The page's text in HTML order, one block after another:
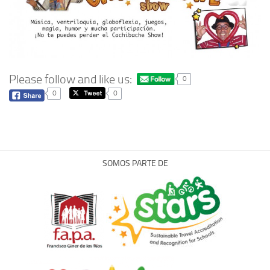
Please follow and like us:
0
0
0
SOMOS PARTE DE